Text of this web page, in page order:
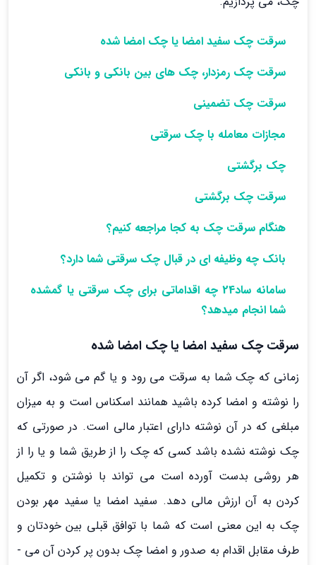
سرقت چک سفید امضا یا چک امضا شده
سرقت چک رمزدار، چک­ های بین بانکی و بانکی
سرقت چک تضمینی
مجازات معامله با چک سرقتی
چک برگشتی
سرقت چک برگشتی
هنگام سرقت چک به کجا مراجعه کنیم؟
بانک چه وظیفه ای در قبال چک سرقتی شما دارد؟
سامانه ساد24 چه اقداماتی برای چک سرقتی یا گم­شده
شما انجام می­دهد؟
سرقت چک سفید امضا یا چک امضا شده
زمانی ­که چک شما به سرقت می ­رود و یا گم می­ شود، اگر آن
را نوشته و امضا کرده باشید همانند اسکناس است و به میزان
مبلغی که در آن نوشته­ دارای اعتبار مالی است. در صورتی که
چک نوشته نشده باشد کسی که چک را از طریق شما و یا را از
هر روشی بدست آورده است می­ تواند با نوشتن و تکمیل
کردن به آن ارزش مالی دهد. سفید امضا یا سفید مهر بودن
چک به این معنی است که شما با توافق قبلی بین خودتان و
طرف مقابل اقدام به صدور و امضا چک بدون پر کردن آن می ­